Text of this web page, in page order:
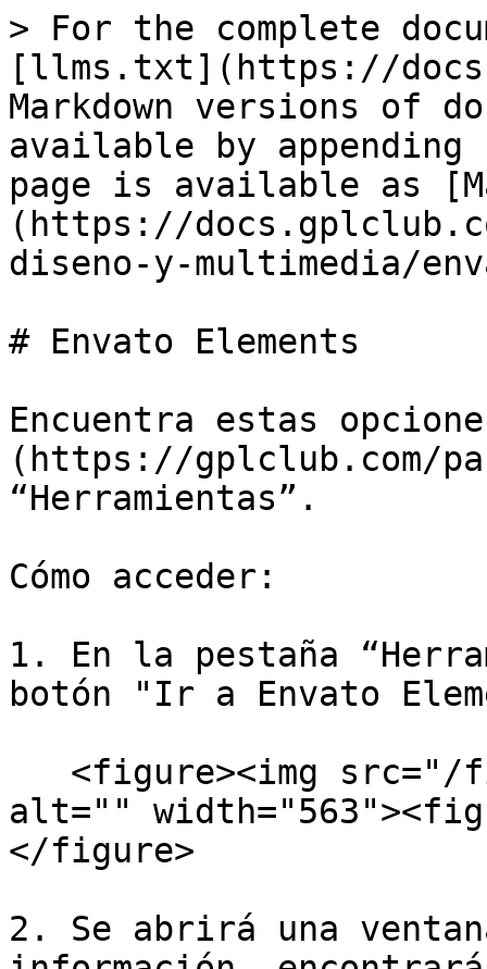
> For the complete
[llms.txt](https://
Markdown versions of
available by
page is available as
(https://
diseno-y-multimedia/
# Envato Elements
Encuentra estas
(https://gplclub.com/
“Herramientas”.
Cómo acceder:
1. En la pestaña
botón "Ir a Envato
alt=""
</figure>
2. Se abrirá una